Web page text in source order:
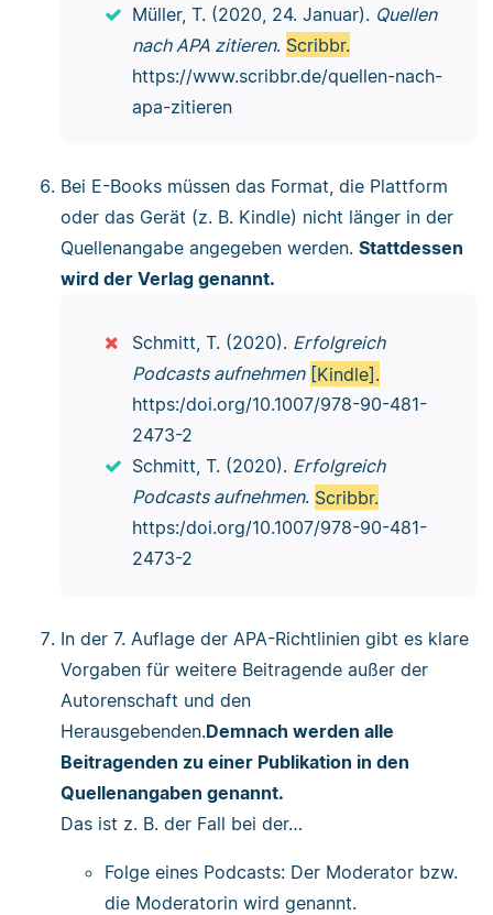
Müller, T. (2020, 24. Januar). Quellen
nach APA zitieren. Scribbr.
https://www.scribbr.de/quellen-nach-
apa-zitieren
Bei E-Books müssen das Format, die Plattform
oder das Gerät (z. B. Kindle) nicht länger in der
Quellenangabe angegeben werden. Stattdessen
wird der Verlag genannt.
Schmitt, T. (2020). Erfolgreich
Podcasts aufnehmen [Kindle].
https:/doi.org/10.1007/978-90-481-
2473-2
Schmitt, T. (2020). Erfolgreich
Podcasts aufnehmen. Scribbr.
https:/doi.org/10.1007/978-90-481-
2473-2
In der 7. Auflage der APA-Richtlinien gibt es klare
Vorgaben für weitere Beitragende außer der
Autorenschaft und den
Herausgebenden.Demnach werden alle
Beitragenden zu einer Publikation in den
Quellenangaben genannt.
Das ist z. B. der Fall bei der…
Folge eines Podcasts: Der Moderator bzw.
die Moderatorin wird genannt.